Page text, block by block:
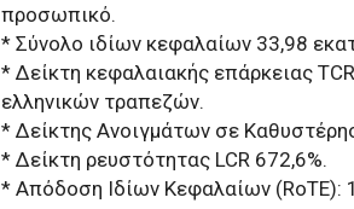
προσωπικό.
* Σύνολο ιδίων κεφαλαίων 33,98
* Δείκτη κεφαλαιακής επάρκειας
ελληνικών τραπεζών.
* Δείκτης Ανοιγμάτων σε
* Δείκτη ρευστότητας LCR 672,6%.
* Απόδοση Ιδίων Κεφαλαίων (RoTE):